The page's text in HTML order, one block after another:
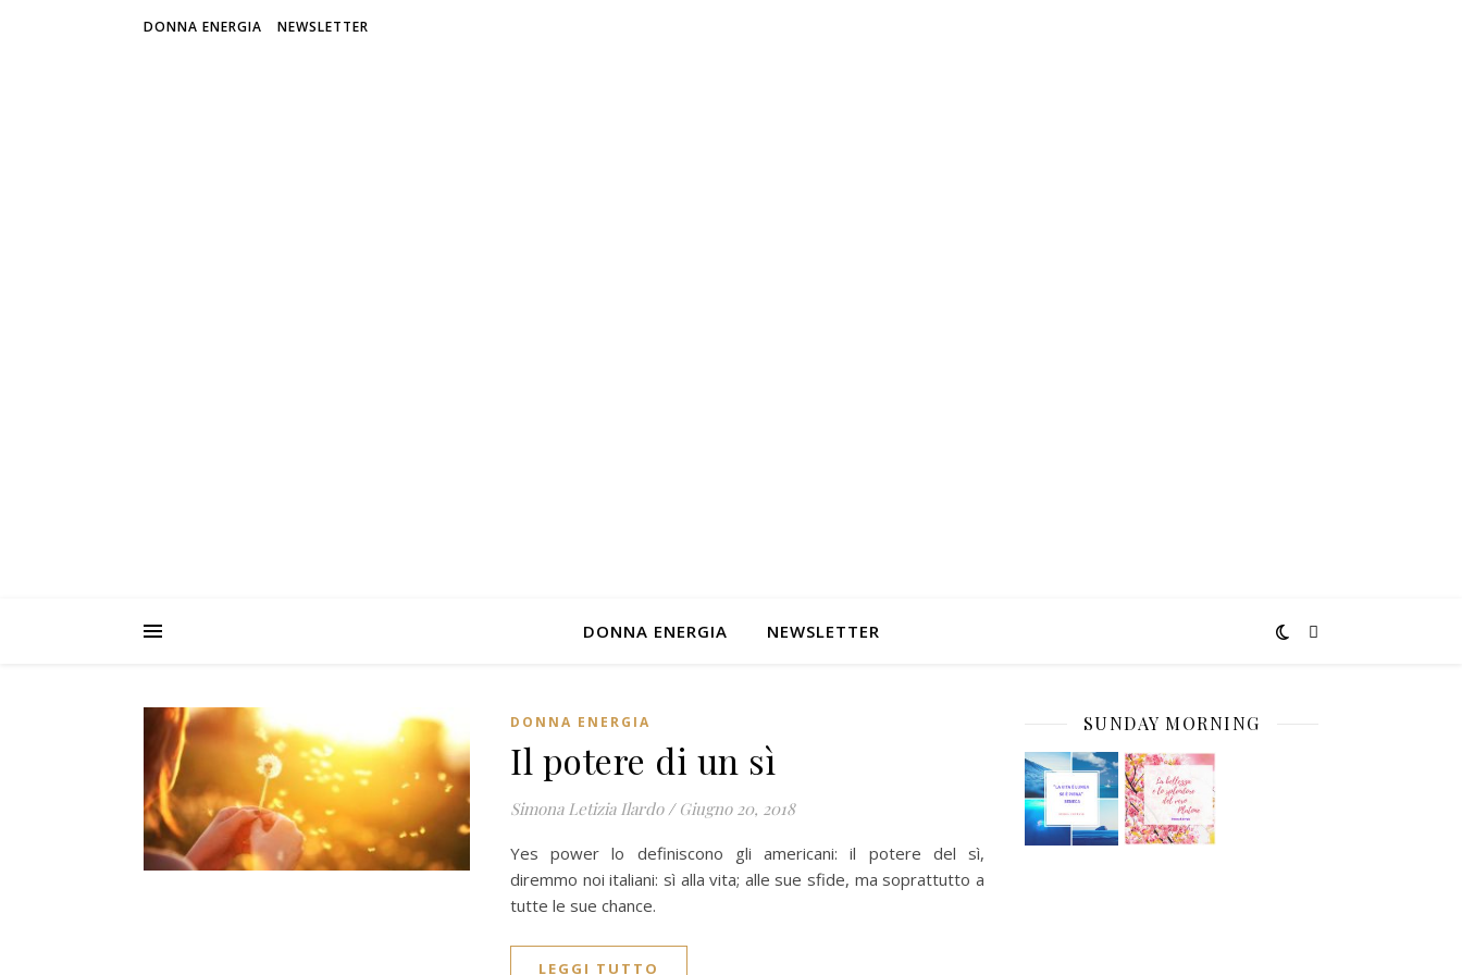
DONNA ENERGIA NEWSLETTER
DONNA ENERGIA NEWSLETTER
DONNA ENERGIA
Il potere di un sì
Simona Letizia Ilardo / Giugno 20, 2018
Yes power lo definiscono gli americani: il potere del sì,
diremmo noi italiani: sì alla vita; alle sue sfide, ma soprattutto a
tutte le sue chance.
LEGGI TUTTO
SUNDAY MORNING